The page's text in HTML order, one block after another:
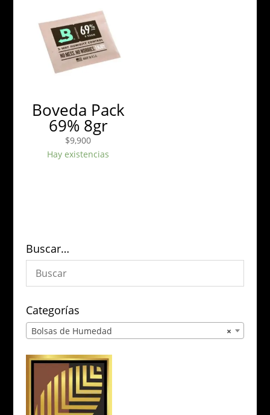
Boveda Pack
69% 8gr
$9,900
Hay existencias
Buscar…
Categorías
×
Bolsas de Humedad